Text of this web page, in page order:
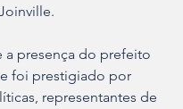
a presença do prefeito
foi prestigiado por
representantes de